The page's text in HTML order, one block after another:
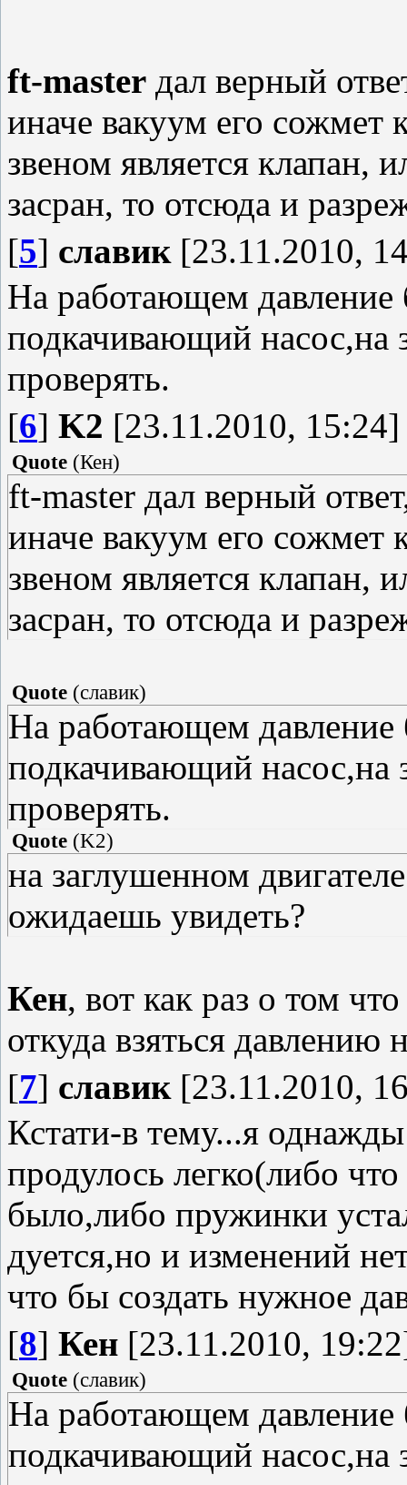
ft-master дал верный
иначе вакуум его сожмет
звеном является клапан,
засран, то отсюда и
[5] славик[23.11.2010,
На работающем давление
подкачивающий насос,на
проверять.
[6] K2 [23.11.2010, 15:24]
Quote (Кен)
ft-master дал верный
иначе вакуум его сожмет
звеном является клапан,
засран, то отсюда и
Quote (славик)
На работающем давление
подкачивающий насос,на
проверять.
Quote (K2)
на заглушенном
ожидаешь увидеть?
Кен, вот как раз о том
откуда взяться давлению
[7] славик[23.11.2010,
Кстати-в тему...я
продулось легко(либо
было,либо пружинки
дуется,но и изменений
что бы создать нужное
[8] Кен [23.11.2010,
Quote (славик)
На работающем давление
подкачивающий насос,на